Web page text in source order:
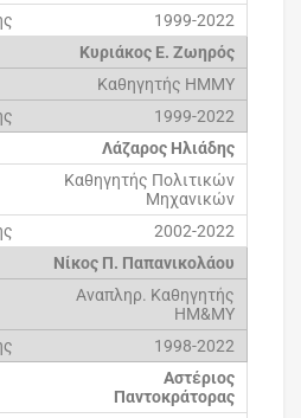
1999-2022
Κυριάκος Ε. Ζωηρός
Καθηγητής ΗΜΜΥ
1999-2022
Λάζαρος Ηλιάδης
Καθηγητής Πολιτικών
Μηχανικών
2002-2022
Νίκος Π. Παπανικολάου
Αναπληρ. Καθηγητής
ΗΜ&ΜΥ
1998-2022
Αστέριος
Παντοκράτορας